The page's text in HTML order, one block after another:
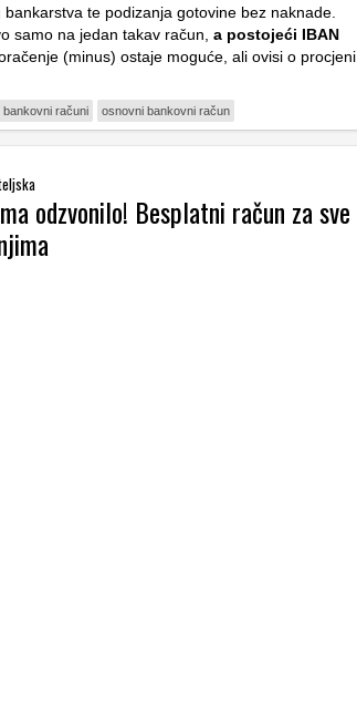
te podizanja gotovine bez naknade.
samo na jedan takav račun, a postojeći IBAN
(minus) ostaje moguće, ali ovisi o procjeni
bankovni računi osnovni bankovni račun
odzvonilo! Besplatni račun za sve